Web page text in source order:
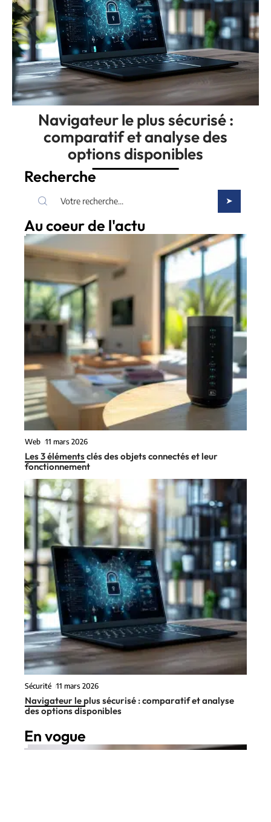
Navigateur le plus sécurisé :
comparatif et analyse des
options disponibles
Recherche
Au coeur de l'actu
Web 11 mars 2026
Les 3 éléments clés des objets connectés et leur
fonctionnement
Sécurité 11 mars 2026
Navigateur le plus sécurisé : comparatif et analyse
des options disponibles
En vogue